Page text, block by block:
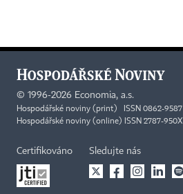
© 1996-2026 Economia, a.s.
Hospodářské noviny (print) ISSN 0862-9587
Hospodářské noviny (online) ISSN 2787-950X
Certifikováno Sledujte nás